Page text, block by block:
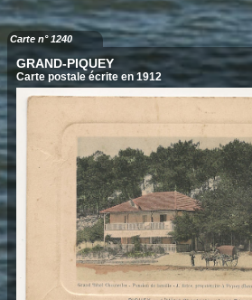
Carte n° 1240
GRAND-PIQUEY
Carte postale écrite en 1912